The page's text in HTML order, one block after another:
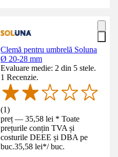
Clemă pentru umbrelă Soluna
Ø 20-28 mm
Evaluare medie: 2 din 5 stele.
1 Recenzie.
(1)
preț — 35,58 lei * Toate
prețurile conțin TVA și
costurile DEEE și DBA pe
buc.35,58 lei*/ buc.